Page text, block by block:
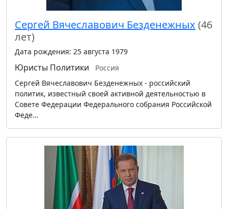
Сергей Вячеславович Безденежных (46
лет)
Дата рождения: 25 августа 1979
Юристы Политики
Россия
Сергей Вячеславович Безденежных - российский
политик, известный своей активной деятельностью в
Совете Федерации Федерального собрания Российской
Феде…